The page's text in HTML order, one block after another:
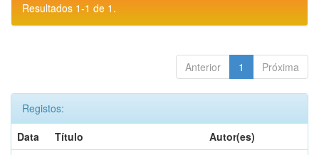
Resultados 1-1 de 1.
Anterior 1 Próxima
Registos:
Data
Título
Autor(es)